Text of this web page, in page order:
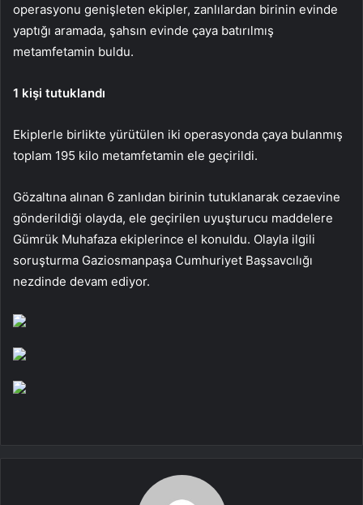
operasyonu genişleten ekipler, zanlılardan birinin evinde
yaptığı aramada, şahsın evinde çaya batırılmış
metamfetamin buldu.
1 kişi tutuklandı
Ekiplerle birlikte yürütülen iki operasyonda çaya bulanmış
toplam 195 kilo metamfetamin ele geçirildi.
Gözaltına alınan 6 zanlıdan birinin tutuklanarak cezaevine
gönderildiği olayda, ele geçirilen uyuşturucu maddelere
Gümrük Muhafaza ekiplerince el konuldu. Olayla ilgili
soruşturma Gaziosmanpaşa Cumhuriyet Başsavcılığı
nezdinde devam ediyor.